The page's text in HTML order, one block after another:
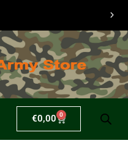
€0,00 0